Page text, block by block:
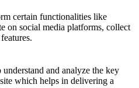
certain functionalities like
on social media platforms, collect
and analyze the key
which helps in delivering a